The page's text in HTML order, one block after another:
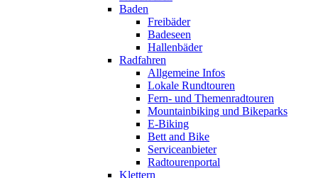
Baden
Freibäder
Badeseen
Hallenbäder
Radfahren
Allgemeine Infos
Lokale Rundtouren
Fern- und Themenradtouren
Mountainbiking und Bikeparks
E-Biking
Bett and Bike
Serviceanbieter
Radtourenportal
Klettern